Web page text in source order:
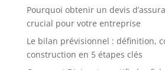
Pourquoi obtenir un devis
crucial pour votre entreprise
Le bilan prévisionnel : définition,
construction en 5 étapes clés